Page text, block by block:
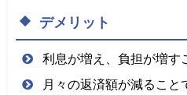
デメリット
利息が増え、負担が増す
月々の返済額が減ること